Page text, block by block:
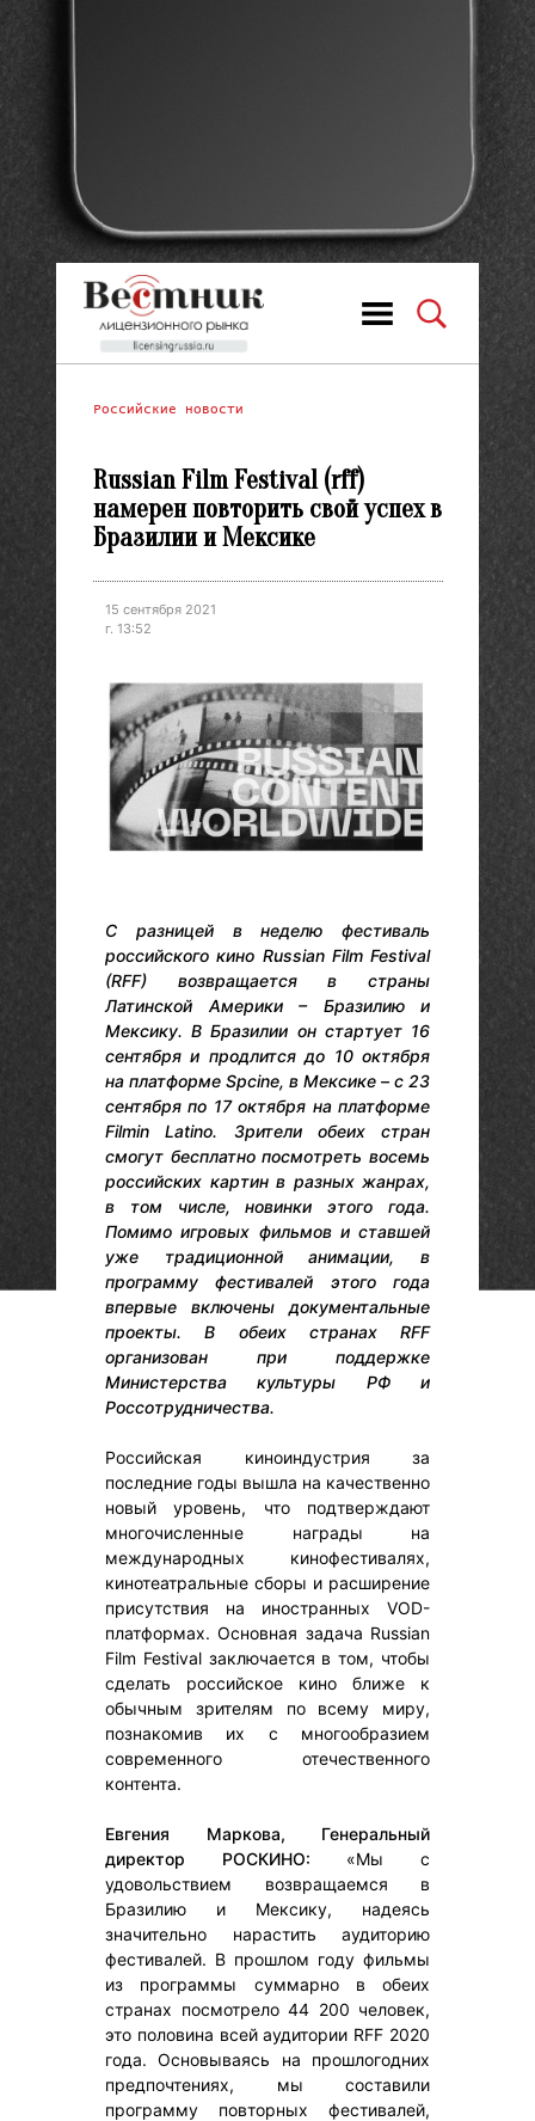
Российские новости
Russian Film Festival (rff)
намерен повторить свой успех в
Бразилии и Мексике
15 сентября 2021
г. 13:52
С разницей в неделю фестиваль
российского кино Russian Film Festival
(RFF) возвращается в страны
Латинской Америки – Бразилию и
Мексику. В Бразилии он стартует 16
сентября и продлится до 10 октября
на платформе Spcine, в Мексике – с 23
сентября по 17 октября на платформе
Filmin Latino. Зрители обеих стран
смогут бесплатно посмотреть восемь
российских картин в разных жанрах,
в том числе, новинки этого года.
Помимо игровых фильмов и ставшей
уже традиционной анимации, в
программу фестивалей этого года
впервые включены документальные
проекты. В обеих странах RFF
организован при поддержке
Министерства культуры РФ и
Россотрудничества.
Российская киноиндустрия за
последние годы вышла на качественно
новый уровень, что подтверждают
многочисленные награды на
международных кинофестивалях,
кинотеатральные сборы и расширение
присутствия на иностранных VOD-
платформах. Основная задача Russian
Film Festival заключается в том, чтобы
сделать российское кино ближе к
обычным зрителям по всему миру,
познакомив их с многообразием
современного отечественного
контента.
Евгения Маркова, Генеральный
директор РОСКИНО: «Мы с
удовольствием возвращаемся в
Бразилию и Мексику, надеясь
значительно нарастить аудиторию
фестивалей. В прошлом году фильмы
из программы суммарно в обеих
странах посмотрело 44 200 человек,
это половина всей аудитории RFF 2020
года. Основываясь на прошлогодних
предпочтениях, мы составили
программу повторных фестивалей,